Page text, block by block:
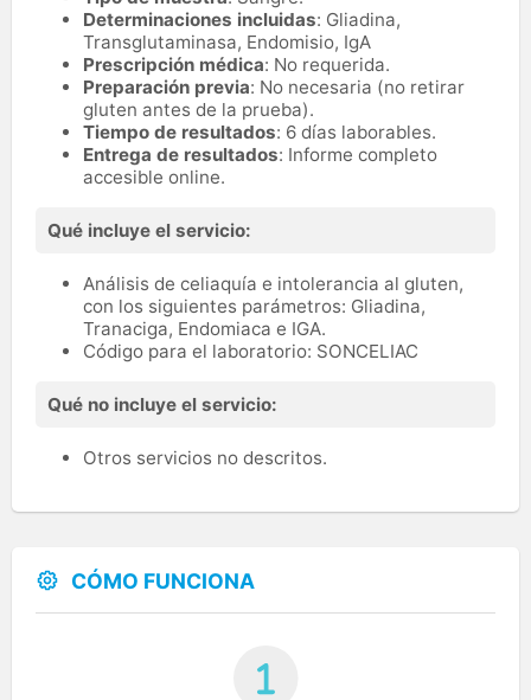
Determinaciones incluidas: Gliadina,
Transglutaminasa, Endomisio, IgA
Prescripción médica: No requerida.
Preparación previa: No necesaria (no retirar
gluten antes de la prueba).
Tiempo de resultados: 6 días laborables.
Entrega de resultados: Informe completo
accesible online.
Qué incluye el servicio:
Análisis de celiaquía e intolerancia al gluten,
con los siguientes parámetros: Gliadina,
Tranaciga, Endomiaca e IGA.
Código para el laboratorio: SONCELIAC
Qué no incluye el servicio:
Otros servicios no descritos.
CÓMO FUNCIONA